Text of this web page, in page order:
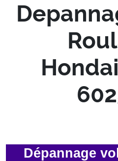
Dépannage